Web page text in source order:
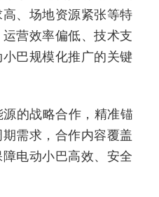
、场地资源紧张等特
营效率偏低、技术支
巴规模化推广的关键
的战略合作，精准锚
需求，合作内容覆盖
电动小巴高效、安全